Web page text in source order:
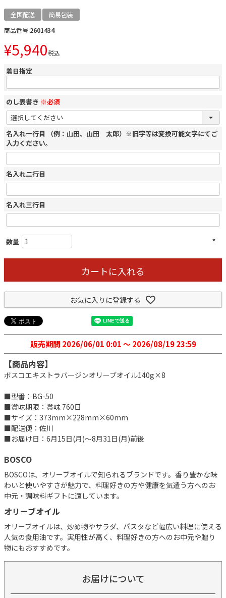
全国配送
簡易包装
商品番号 2601434
¥5,940税込
着日指定
のし表書き ※必須
名入れ一行目 （例：山田、山田 太郎）※旧字等は変換可能文字にてご
入力ください。
名入れ二行目
名入れ三行目
カートに入れる
お気に入りに登録する
販売期間 2026/06/01 0:01〜 2026/08/19 23:59
【商品内容】
ボスコエキストラバージンオリーブオイル140g×8
■型番：BG-50
■賞味期限：賞味 760日
■サイズ：373mm×228mm×60mm
■配送便：佐川
■お届け日：6月15日(月)～8月31日(月)前後
BOSCO
BOSCOは、オリーブオイルで知られるブランドです。香り豊かな味
わいと使いやすさが魅力で、料理好きの方や健康を気遣う方へのお
中元・調味料ギフトに適しています。
オリーブオイル
オリーブオイルは、炒め物やサラダ、パスタなど幅広い料理に使える
人気の食用油です。実用性が高く、料理好きの方へのお中元や贈り
物にもおすすめです。
お届けについて